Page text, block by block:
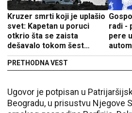
Kruzer smrti koji je uplašio
svet: Kapetan u poruci
otkrio šta se zaista
dešavalo tokom šest
nedelja
PRETHODNA VEST
radi -
pere
Ugovor je potpisan u
Beogradu, u prisustvu Njegove